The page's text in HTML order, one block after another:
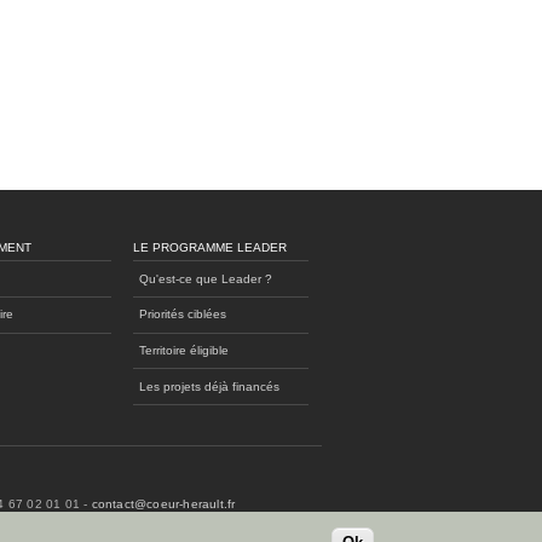
LE PROGRAMME LEADER
Qu'est-ce que Leader ?
Priorités ciblées
Territoire éligible
Les projets déjà financés
67 02 01 01 - contact@coeur-herault.fr